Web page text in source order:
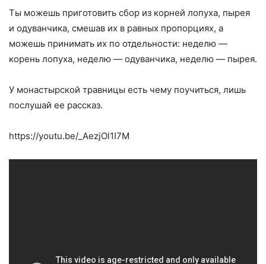
Ты можешь приготовить сбор из корней лопуха, пырея
и одуванчика, смешав их в равных пропорциях, а
можешь принимать их по отдельности: неделю —
корень лопуха, неделю — одуванчика, неделю — пырея.
У монастырской травницы есть чему поучиться, лишь
послушай ее рассказ.
https://youtu.be/_AezjOl1I7M